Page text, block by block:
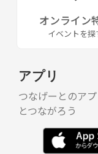
オンライン
イベントを探
アプリ
つなげーとのア
とつながろう